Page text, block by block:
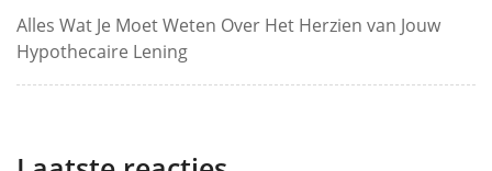
Alles Wat Je Moet Weten Over Het Herzien van Jouw
Hypothecaire Lening